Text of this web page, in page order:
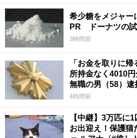
希少糖をメジャ
PR ドーナツの試
3時間前
「お金を取りに
所持金なく4010
無職の男（58）
4時間前
【中継】3万匹に
お出迎え！保護猫